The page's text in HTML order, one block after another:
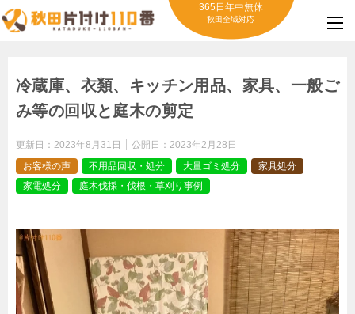
365日年中無休
秋田全域対応
冷蔵庫、衣類、キッチン用品、家具、一般ご
み等の回収と庭木の剪定
更新日： 2023年8月31日 公開日： 2023年2月28日
お客様の声
不用品回収・処分 大量ゴミ処分
家具処分
家電処分
庭木伐採・伐根・草刈り事例